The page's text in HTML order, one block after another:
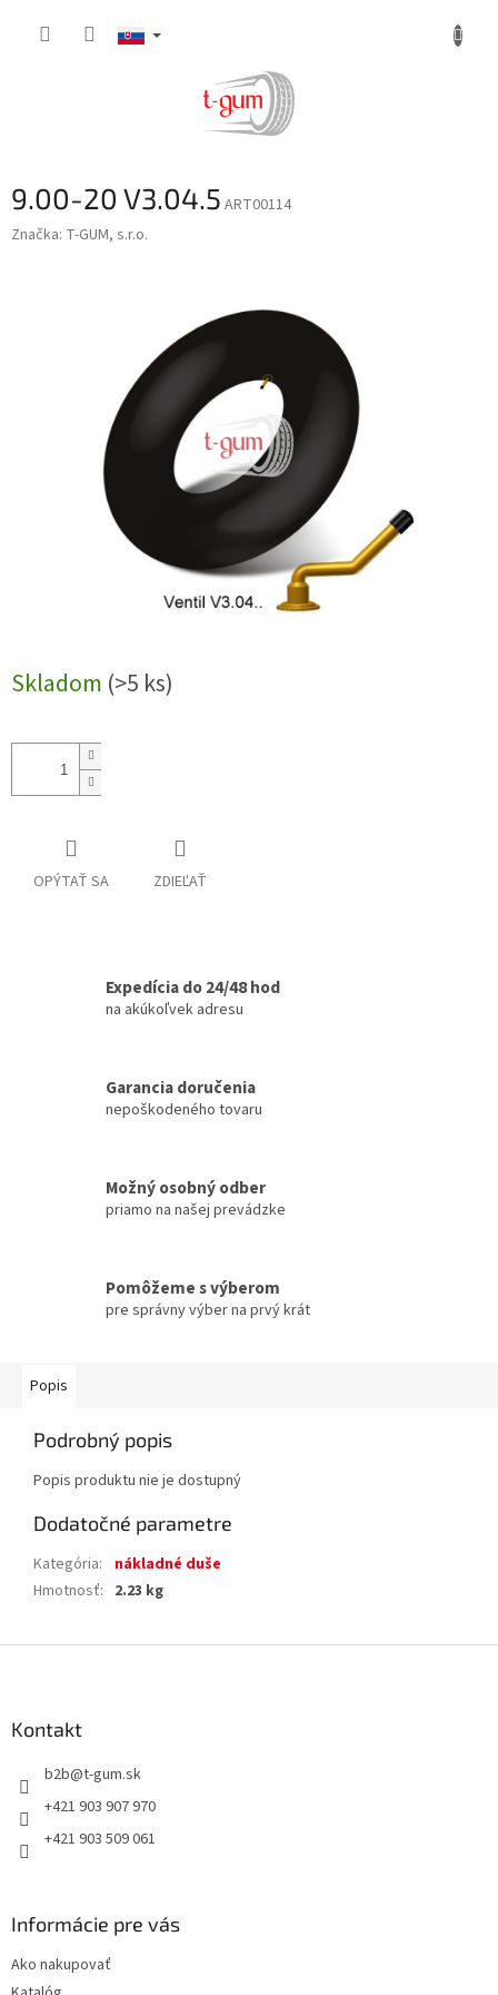
9.00-20 V3.04.5 ART00114
Značka: T-GUM, s.r.o.
Skladom (>5 ks)
OPÝTAŤ SA ZDIEĽAŤ
Expedícia do 24/48 hod
na akúkoľvek adresu
Garancia doručenia
nepoškodeného tovaru
Možný osobný odber
priamo na našej prevádzke
Pomôžeme s výberom
pre správny výber na prvý krát
Popis
Podrobný popis
Popis produktu nie je dostupný
Dodatočné parametre
Kategória:
nákladné duše
Hmotnosť: 2.23 kg
Kontakt
b2b@t-gum.sk
+421 903 907 970
+421 903 509 061
Informácie pre vás
Ako nakupovať